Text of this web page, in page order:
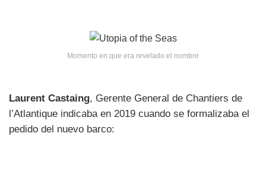
Momento en que era revelado el nombre
Laurent Castaing, Gerente General de Chantiers de
l’Atlantique indicaba en 2019 cuando se formalizaba el
pedido del nuevo barco: